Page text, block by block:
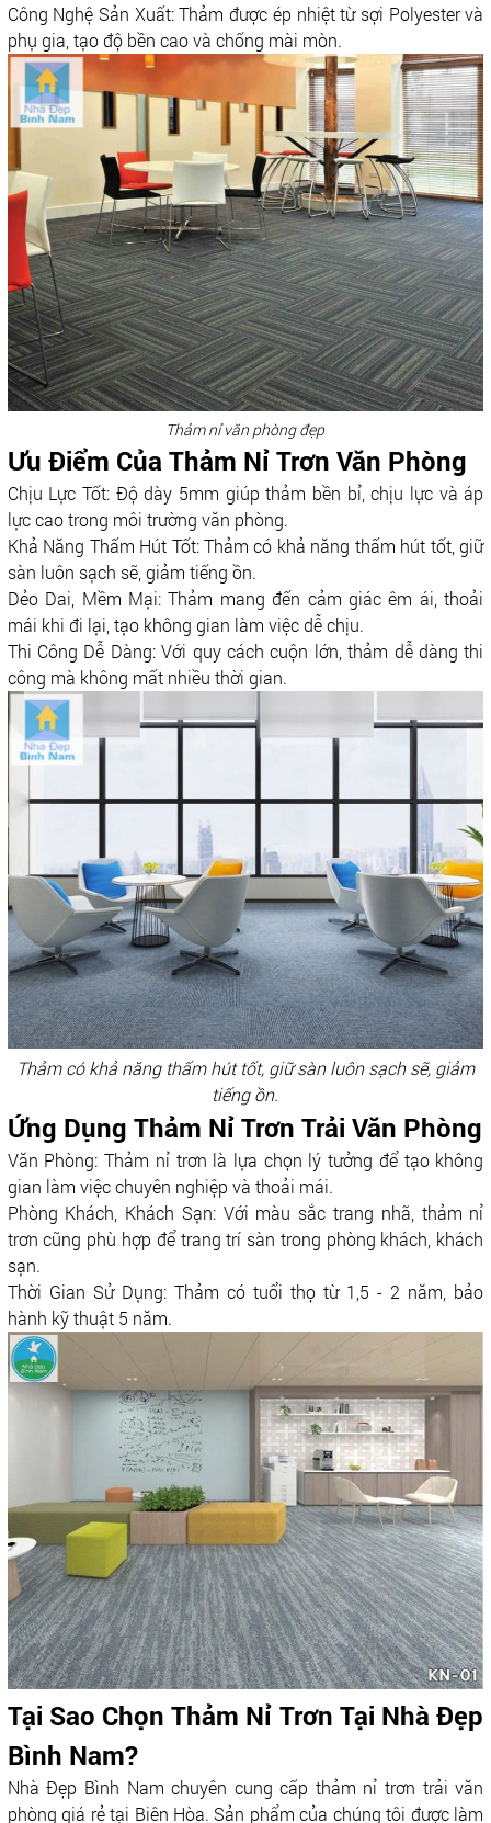
Công Nghệ Sản Xuất: Thảm được ép nhiệt từ sợi Polyester và
phụ gia, tạo độ bền cao và chống mài mòn.
Thảm nỉ văn phòng đẹp
Ưu Điểm Của Thảm Nỉ Trơn Văn Phòng
Chịu Lực Tốt: Độ dày 5mm giúp thảm bền bỉ, chịu lực và áp
lực cao trong môi trường văn phòng.
Khả Năng Thấm Hút Tốt: Thảm có khả năng thấm hút tốt, giữ
sàn luôn sạch sẽ, giảm tiếng ồn.
Dẻo Dai, Mềm Mại: Thảm mang đến cảm giác êm ái, thoải
mái khi đi lại, tạo không gian làm việc dễ chịu.
Thi Công Dễ Dàng: Với quy cách cuộn lớn, thảm dễ dàng thi
công mà không mất nhiều thời gian.
Thảm có khả năng thấm hút tốt, giữ sàn luôn sạch sẽ, giảm
tiếng ồn.
Ứng Dụng Thảm Nỉ Trơn Trải Văn Phòng
Văn Phòng: Thảm nỉ trơn là lựa chọn lý tưởng để tạo không
gian làm việc chuyên nghiệp và thoải mái.
Phòng Khách, Khách Sạn: Với màu sắc trang nhã, thảm nỉ
trơn cũng phù hợp để trang trí sàn trong phòng khách, khách
sạn.
Thời Gian Sử Dụng: Thảm có tuổi thọ từ 1,5 - 2 năm, bảo
hành kỹ thuật 5 năm.
Tại Sao Chọn Thảm Nỉ Trơn Tại Nhà Đẹp
Bình Nam?
Nhà Đẹp Bình Nam chuyên cung cấp thảm nỉ trơn trải văn
phòng giá rẻ tại Biên Hòa. Sản phẩm của chúng tôi được làm